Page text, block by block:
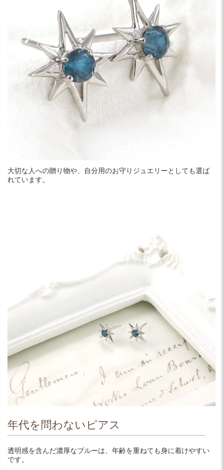
大切な人への贈り物や、自分用のお守りジュエリーとしても選ば
れています。
年代を問わないピアス
透明感を含んだ濃厚なブルーは、年齢を重ねても身に着けやすい
です。